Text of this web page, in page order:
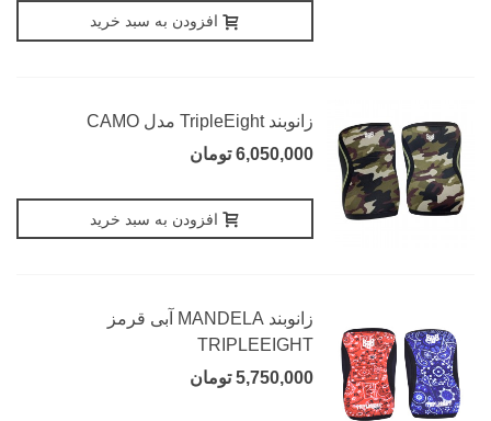
افزودن به سبد خرید
زانوبند TripleEight مدل CAMO
6,050,000 تومان
افزودن به سبد خرید
زانوبند MANDELA آبی قرمز
TRIPLEEIGHT
5,750,000 تومان